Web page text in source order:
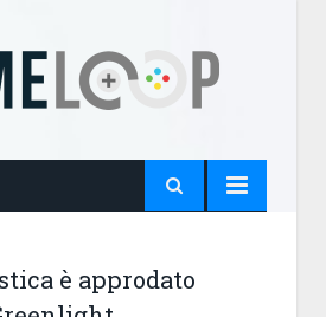
è approdato